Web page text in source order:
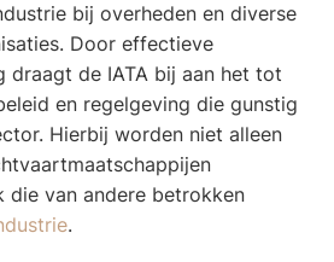
bij overheden en diverse
Door effectieve
draagt de IATA bij aan het tot
en regelgeving die gunstig
Hierbij worden niet alleen
die van andere betrokken
.